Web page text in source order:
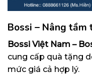
Bossi – Nâng tầm
Bossi Việt Nam –
cung cấp quà tặng
mức giá cả hợp lý.